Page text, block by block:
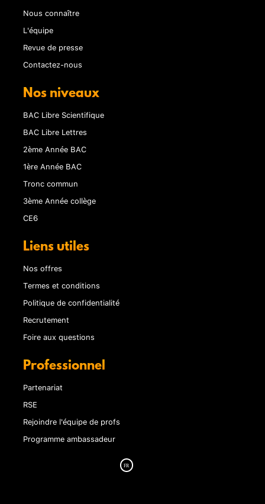
Nous connaître
L'équipe
Revue de presse
Contactez-nous
Nos niveaux
BAC Libre Scientifique
BAC Libre Lettres
2ème Année BAC
1ère Année BAC
Tronc commun
3ème Année collège
CE6
Liens utiles
Nos offres
Termes et conditions
Politique de confidentialité
Recrutement
Foire aux questions
Professionnel
Partenariat
RSE
Rejoindre l'équipe de profs
Programme ambassadeur